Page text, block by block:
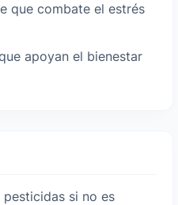
que combate el estrés
apoyan el bienestar
si no es